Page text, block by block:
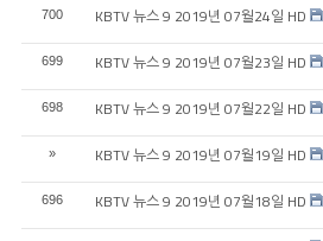
700 KBTV 뉴스 9 2019년 07월24일 HD
699 KBTV 뉴스 9 2019년 07월23일 HD
698 KBTV 뉴스 9 2019년 07월22일 HD
» KBTV 뉴스 9 2019년 07월19일 HD
696 KBTV 뉴스 9 2019년 07월18일 HD